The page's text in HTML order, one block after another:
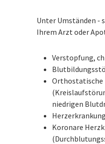
Unter Umständen -
Ihrem Arzt oder
Verstopfung,
Orthostatische
niedrigen
Koronare